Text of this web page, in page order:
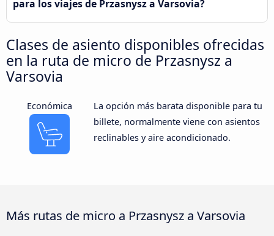
para los viajes de Przasnysz a Varsovia?
Clases de asiento disponibles ofrecidas
en la ruta de micro de Przasnysz a
Varsovia
Económica
La opción más barata disponible para tu
billete, normalmente viene con asientos
reclinables y aire acondicionado.
Más rutas de micro a Przasnysz a Varsovia